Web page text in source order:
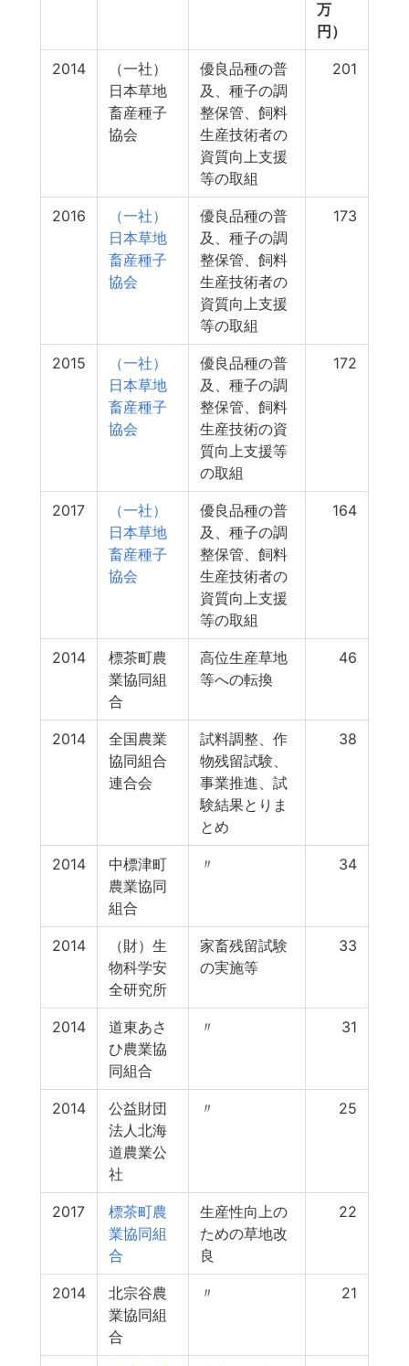
万
円）
2014
（一社）
日本草地
畜産種子
協会
優良品種の普
及、種子の調
整保管、飼料
生産技術者の
資質向上支援
等の取組
201
2016
（一社）
日本草地
畜産種子
協会
優良品種の普
及、種子の調
整保管、飼料
生産技術者の
資質向上支援
等の取組
173
2015
（一社）
日本草地
畜産種子
協会
優良品種の普
及、種子の調
整保管、飼料
生産技術の資
質向上支援等
の取組
172
2017
（一社）
日本草地
畜産種子
協会
優良品種の普
及、種子の調
整保管、飼料
生産技術者の
資質向上支援
等の取組
164
2014
標茶町農
業協同組
合
高位生産草地
等への転換
46
2014
全国農業
協同組合
連合会
試料調整、作
物残留試験、
事業推進、試
験結果とりま
とめ
38
2014
中標津町
農業協同
組合
〃 34
2014
（財）生
物科学安
全研究所
家畜残留試験
の実施等
33
2014
道東あさ
ひ農業協
同組合
〃 31
2014
公益財団
法人北海
道農業公
社
〃 25
2017
標茶町農
業協同組
合
生産性向上の
ための草地改
良
22
2014
北宗谷農
業協同組
合
〃 21